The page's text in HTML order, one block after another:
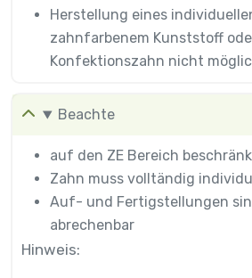
Herstellung eines
zahnfarbenem Kunststoff
Konfektionszahn nicht
Beachte
auf den ZE Bereich
Zahn muss volltändig
Auf- und Fertigstellungen
abrechenbar
Hinweis: